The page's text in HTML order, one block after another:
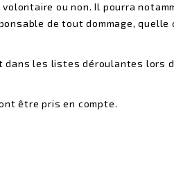
ou non. Il pourra
de tout dommage, quelle
les listes déroulantes lors
être pris en compte.